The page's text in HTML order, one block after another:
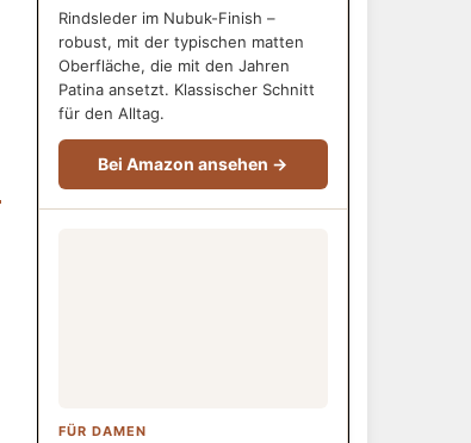
Rindsleder im Nubuk-Finish –
robust, mit der typischen matten
Oberfläche, die mit den Jahren
Patina ansetzt. Klassischer Schnitt
für den Alltag.
Bei Amazon ansehen →
FÜR DAMEN